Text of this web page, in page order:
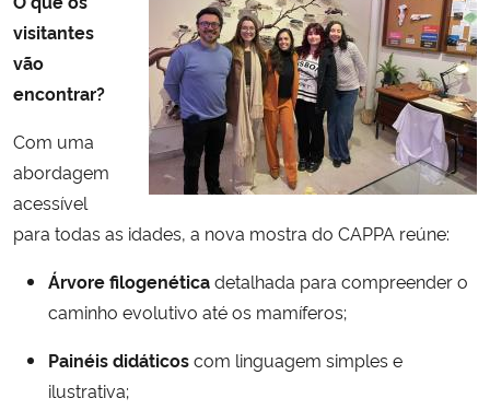
visitantes
vão
encontrar?
Com uma
abordagem
acessível
para todas as idades, a nova mostra do CAPPA reúne:
Árvore filogenéticadetalhada para compreender o
caminho evolutivo até os mamíferos;
Painéis didáticoscom linguagem simples e
ilustrativa;